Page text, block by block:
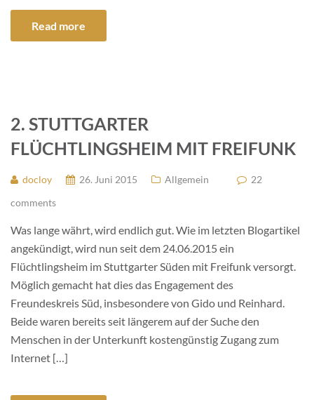
Read more
2. STUTTGARTER
FLÜCHTLINGSHEIM MIT FREIFUNK
docloy 26. Juni 2015 Allgemein
22
comments
Was lange währt, wird endlich gut. Wie im letzten Blogartikel
angekündigt, wird nun seit dem 24.06.2015 ein
Flüchtlingsheim im Stuttgarter Süden mit Freifunk versorgt.
Möglich gemacht hat dies das Engagement des
Freundeskreis Süd, insbesondere von Gido und Reinhard.
Beide waren bereits seit längerem auf der Suche den
Menschen in der Unterkunft kostengünstig Zugang zum
Internet […]